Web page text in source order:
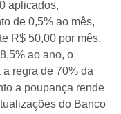
aplicados,
de 0,5% ao mês,
R$ 50,00 por mês.
ao ano, o
regra de 70% da
a poupança rende
do Banco